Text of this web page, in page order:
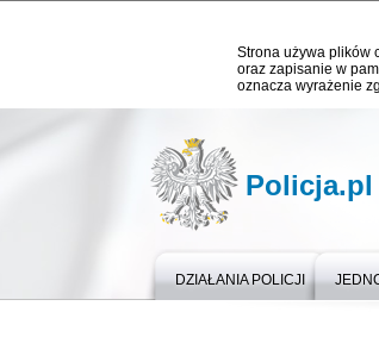
Strona używa plików
oraz zapisanie w
oznacza wyrażenie
Policja.pl
DZIAŁANIA POLICJI